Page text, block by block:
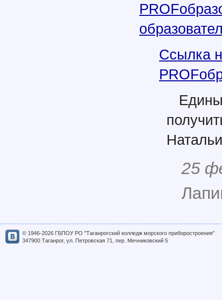
Ссылка
25
© 1946-2026 ГБПОУ РО "Таганрогский колледж морского приборостроения"
347900 Таганрог, ул. Петровская 71, пер. Мечниковский 5